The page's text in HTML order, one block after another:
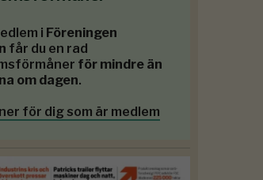
i Föreningen
får du en rad
för mindre än
om dagen.
för dig som är medlem